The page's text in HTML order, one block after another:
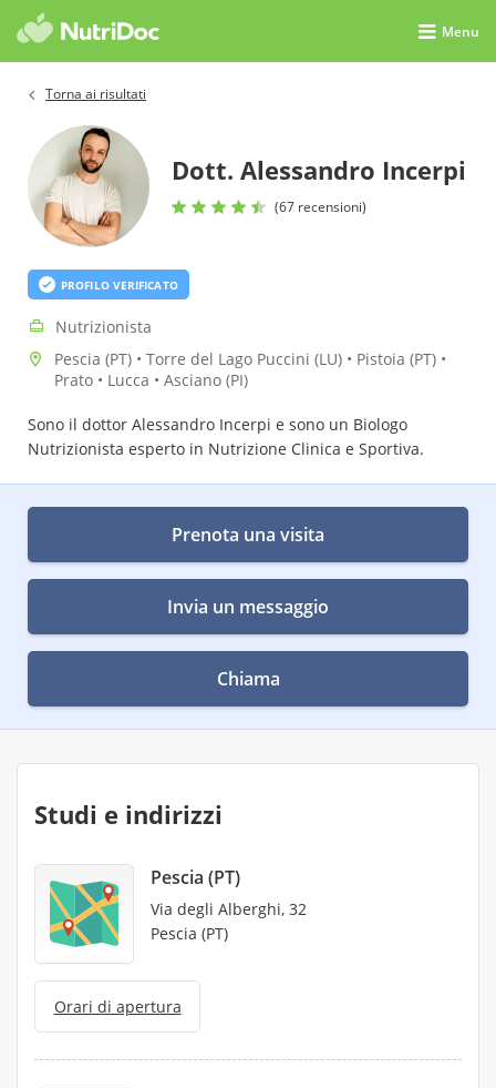
Menu
Torna ai risultati
Dott. Alessandro Incerpi
(67 recensioni)
PROFILO VERIFICATO
Nutrizionista
Pescia (PT) • Torre del Lago Puccini (LU) • Pistoia (PT) •
Prato • Lucca • Asciano (PI)
Sono il dottor Alessandro Incerpi e sono un Biologo
Nutrizionista esperto in Nutrizione Clinica e Sportiva.
Prenota una visita
Invia un messaggio
Chiama
Studi e indirizzi
Pescia (PT)
Via degli Alberghi, 32
Pescia (PT)
Orari di apertura